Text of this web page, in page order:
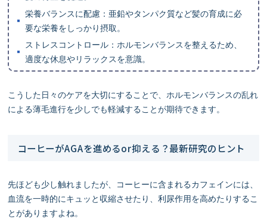
栄養バランスに配慮：亜鉛やタンパク質など髪の育成に必
要な栄養をしっかり摂取。
ストレスコントロール：ホルモンバランスを整えるため、
適度な休息やリラックスを意識。
こうした日々のケアを大切にすることで、ホルモンバランスの乱れ
による薄毛進行を少しでも軽減することが期待できます。
コーヒーがAGAを進めるor抑える？最新研究のヒント
先ほども少し触れましたが、コーヒーに含まれるカフェインには、
血流を一時的にキュッと収縮させたり、利尿作用を高めたりするこ
とがありますよね。